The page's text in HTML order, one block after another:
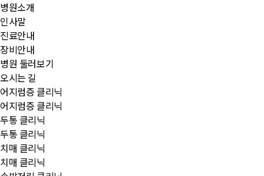
병원소개
인사말
진료안내
장비안내
병원 둘러보기
오시는 길
어지럼증 클리닉
어지럼증 클리닉
두통 클리닉
두통 클리닉
치매 클리닉
치매 클리닉